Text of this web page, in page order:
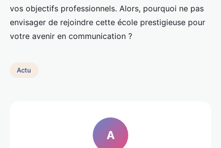
vos objectifs professionnels. Alors, pourquoi ne pas
envisager de rejoindre cette école prestigieuse pour
votre avenir en communication ?
Actu
A